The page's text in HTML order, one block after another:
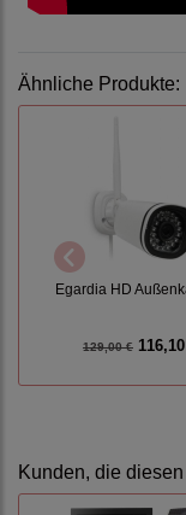
Ähnliche Produkte:
Egardia HD
129,00 €
Kunden, die